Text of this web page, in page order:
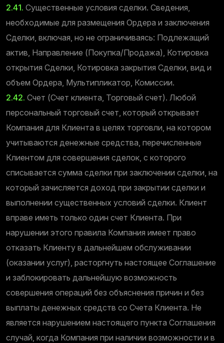
2.41. Существенные условия сделки. Сведения,
необходимые для размещения Ордера и заключения
Сделки, включая, но не ограничиваясь: Подлежащий
актив, Направление (Покупка/Продажа), Котировка
открытия Сделки, Котировка закрытия Сделки, вид и
объем Ордера, Мультипликатор, Комиссии.
2.42. Счет (Cчет клиента, Торговый счет). Любой
персональный торговый счет, который открывает
Компания для Клиента в целях торговли, на котором
учитываются денежные средства, перечисленные
Клиентом для совершения сделок, с которого
списывается сумма сделки при заключении сделки, на
который зачисляется доход при закрытии сделки и
выполнении существенных условий сделки. Клиент
вправе иметь только один счет Клиента. При
нарушении этого правила Компания имеет право
отказать Клиенту в дальнейшем обслуживании
(оказании услуг), расторгнуть настоящее Соглашение
и заблокировать дальнейшую возможность
совершения операций без объяснения причин и без
выплаты денежных средств со Счета Клиента. Не
является нарушением настоящего пункта Соглашения
случай, когда Компания при наличии возможности и в